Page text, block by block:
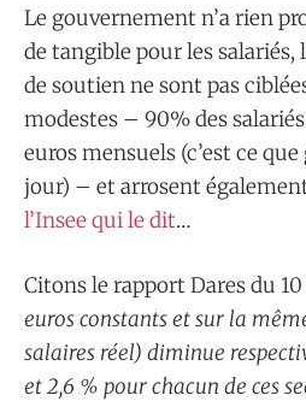
Le gouvernement n’a rien
de tangible pour les salariés,
de soutien ne sont pas
modestes – 90% des
euros mensuels (c’est ce
jour) – et arrosent
l’Insee qui le dit…
Citons le rapport Dares du
euros constants et sur la
salaires réel) diminue
et 2,6 % pour chacun de ces